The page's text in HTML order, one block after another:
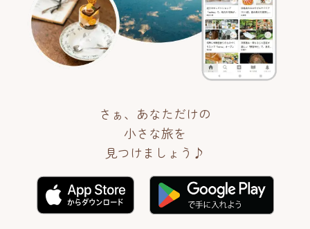
さぁ、あなただけの
小さな旅を
見つけましょう♪